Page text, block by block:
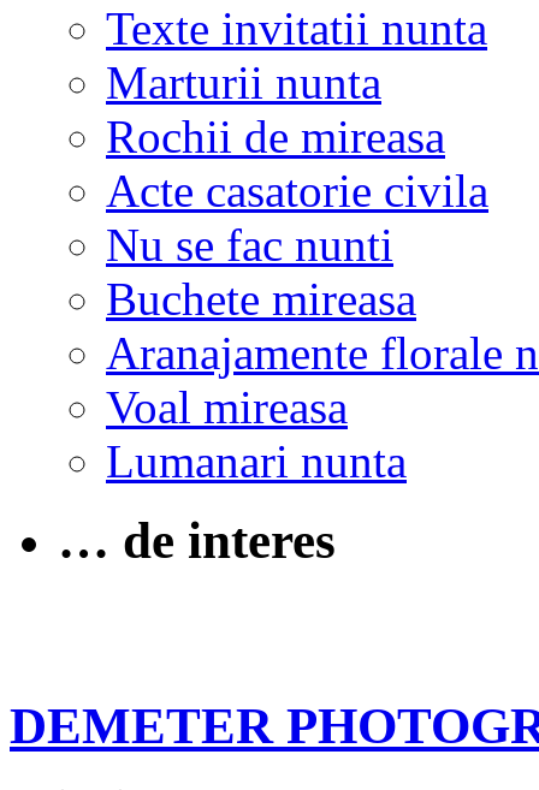
Texte invitatii nunta
Marturii nunta
Rochii de mireasa
Acte casatorie civila
Nu se fac nunti
Buchete mireasa
Aranajamente florale
Voal mireasa
Lumanari nunta
… de interes
DEMETER